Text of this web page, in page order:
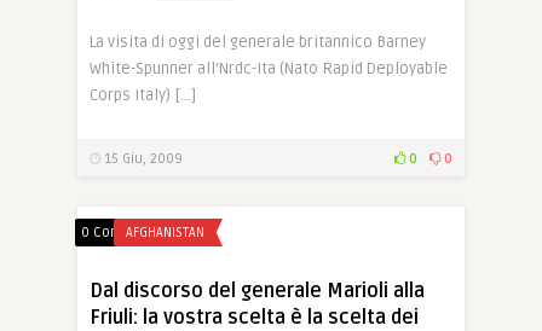
La visita di oggi del generale britannico Barney
White-Spunner all’Nrdc-Ita (Nato Rapid Deployable
Corps Italy) […]
15 Giu, 2009 0 0
0 CommentsAFGHANISTAN
Dal discorso del generale Marioli alla
Friuli: la vostra scelta è la scelta dei